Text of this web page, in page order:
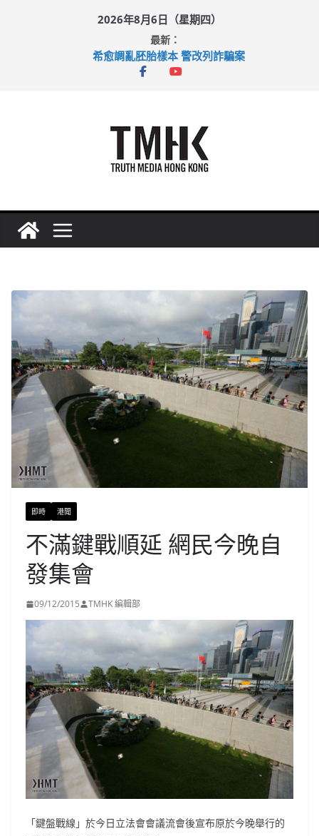
2026年8月6日（星期四）
最新：
希愈調亂胚胎樣本 警改列詐騙案
足球盛會次場激戰 祖雲達斯挫車路士
即時 港聞
不滿鍵戰順延 網民今晚自
發集會
09/12/2015 TMHK 編輯部
「鍵盤戰線」於今日立法會會議流會後宣布原於今晚舉行的